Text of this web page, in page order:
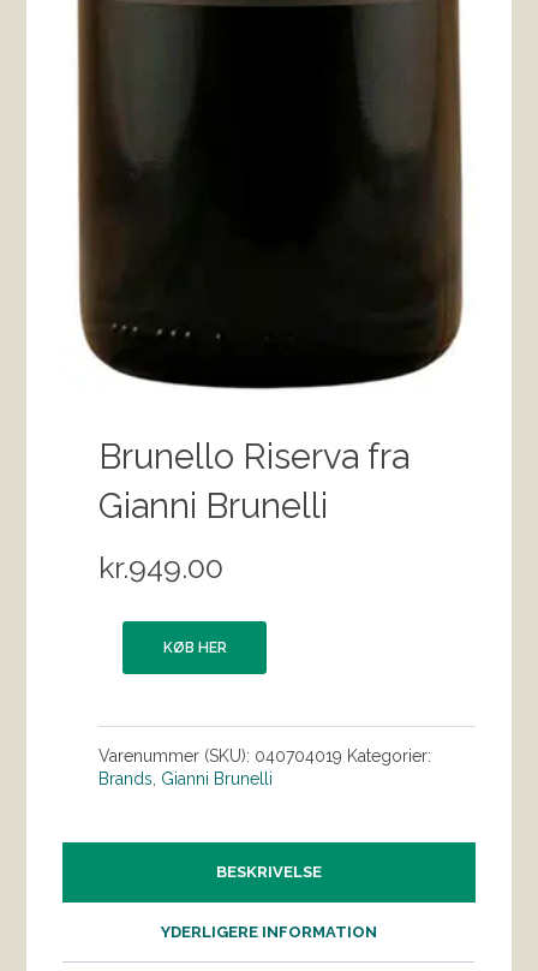
Brunello Riserva fra
Gianni Brunelli
kr.949.00
KØB HER
Varenummer (SKU): 040704019 Kategorier:
Brands Gianni Brunelli
BESKRIVELSE
YDERLIGERE INFORMATION